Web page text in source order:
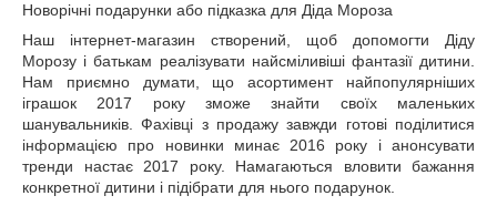
Новорічні подарунки або підказка для Діда Мороза
Наш інтернет-магазин створений, щоб допомогти Діду
Морозу і батькам реалізувати найсміливіші фантазії дитини.
Нам приємно думати, що асортимент найпопулярніших
іграшок 2017 року зможе знайти своїх маленьких
шанувальників. Фахівці з продажу завжди готові поділитися
інформацією про новинки минає 2016 року і анонсувати
тренди настає 2017 року. Намагаються вловити бажання
конкретної дитини і підібрати для нього подарунок.